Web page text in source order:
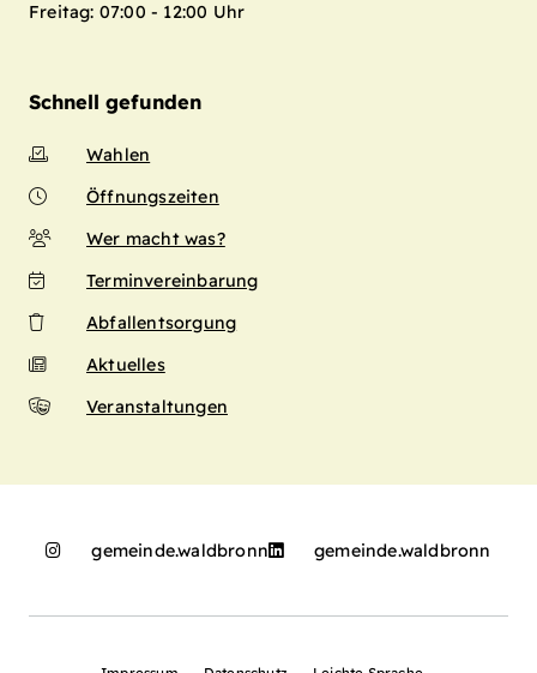
Freitag: 07:00 - 12:00 Uhr
Schnell gefunden
Wahlen
Öffnungszeiten
Wer macht was?
Terminvereinbarung
Abfallentsorgung
Aktuelles
Veranstaltungen
gemeinde.waldbronn gemeinde.waldbronn